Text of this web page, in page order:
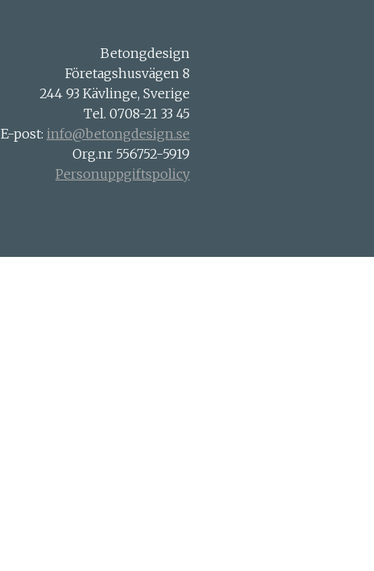
Betongdesign
Företagshusvägen 8
244 93 Kävlinge, Sverige
Tel. 0708-21 33 45
E-post: info@betongdesign.se
Org.nr 556752-5919
Personuppgiftspolicy